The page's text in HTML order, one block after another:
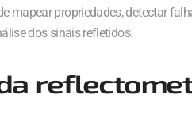
mapear propriedades, detectar
dos sinais refletidos.